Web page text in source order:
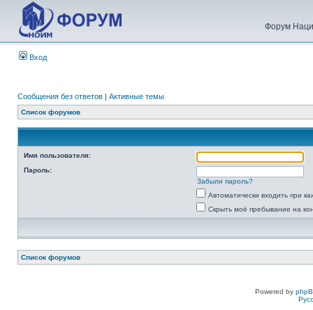
Форум
Вход
Сообщения без ответов | Активные темы
Список форумов
Имя пользователя:
Пароль:
Забыли пароль?
Автоматически входить при
Скрыть моё пребывание на
Список форумов
Powered by